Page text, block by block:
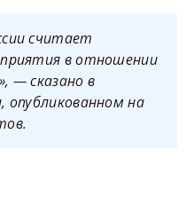
считает
в отношении
— сказано в
опубликованном на